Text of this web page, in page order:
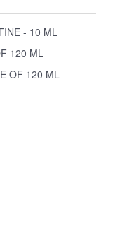
- 10 ML
120 ML
OF 120 ML